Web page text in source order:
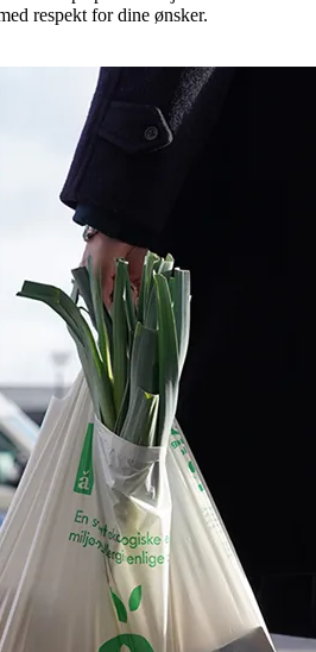
respekt for dine ønsker.